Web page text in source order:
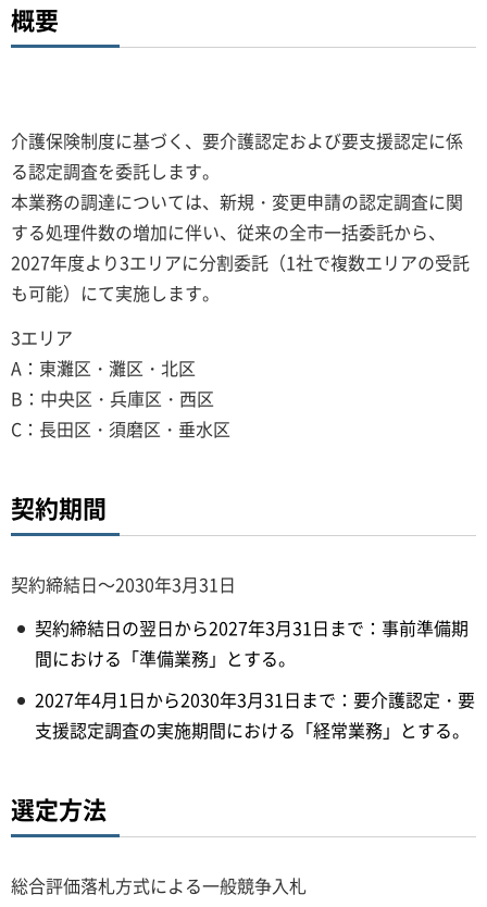
概要
介護保険制度に基づく、要介護認定および要支援認定に係
る認定調査を委託します。
本業務の調達については、新規・変更申請の認定調査に関
する処理件数の増加に伴い、従来の全市一括委託から、
2027年度より3エリアに分割委託（1社で複数エリアの受託
も可能）にて実施します。
3エリア
A：東灘区・灘区・北区
B：中央区・兵庫区・西区
C：長田区・須磨区・垂水区
契約期間
契約締結日～2030年3月31日
契約締結日の翌日から2027年3月31日まで：事前準備期
間における「準備業務」とする。
2027年4月1日から2030年3月31日まで：要介護認定・要
支援認定調査の実施期間における「経常業務」とする。
選定方法
総合評価落札方式による一般競争入札